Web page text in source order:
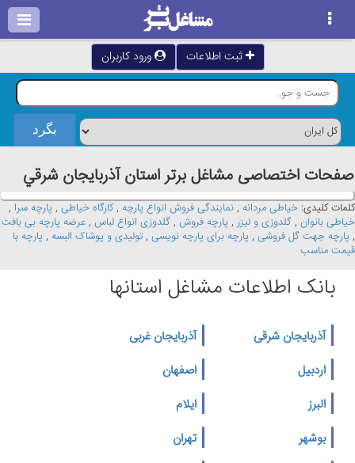
ثبت اطلاعات ورود کاربران
صفحات اختصاصی مشاغل برتر استان آذربايجان شرقي
کلمات کلیدی: خیاطی مردانه , نمایندگی فروش انواع پارچه ,کارگاه خیاطی , پارچه سرا ,
خیاطی بانوان , گلدوزی و لیزر , پارچه فروش , گلدوزی انواع لباس , عرضه پارچه بی بافت
, پارچه جهت گل فروشی , پارچه برای پارچه نویسی , تولیدی و پوشاک البسه , پارچه با
قیمت مناسب
بانک اطلاعات مشاغل استانها
آذربایجان شرقی
آذربایجان غربی
اردبیل
اصفهان
البرز
ایلام
بوشهر
تهران